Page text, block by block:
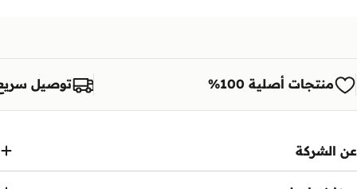
منتجات أصلية 100% توصيل
عن الشركة